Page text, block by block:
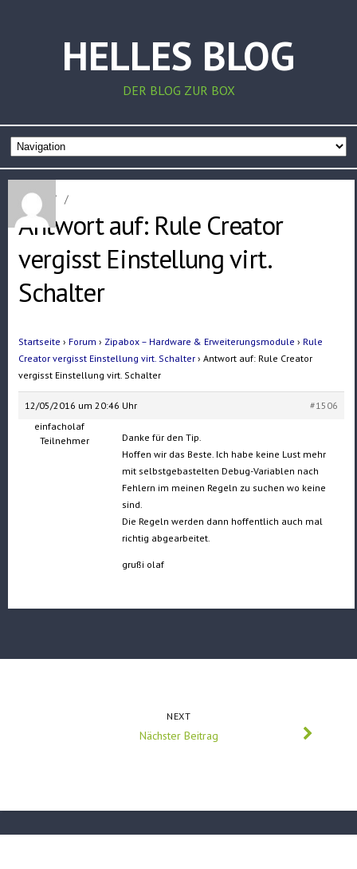
HELLES BLOG
DER BLOG ZUR BOX
Home / /
Antwort auf: Rule Creator
vergisst Einstellung virt.
Schalter
Startseite › Forum › Zipabox – Hardware & Erweiterungsmodule › Rule
Creator vergisst Einstellung virt. Schalter › Antwort auf: Rule Creator
vergisst Einstellung virt. Schalter
12/05/2016 um 20:46 Uhr
#1506
einfacholaf
Teilnehmer
Danke für den Tip.
Hoffen wir das Beste. Ich habe keine Lust mehr
mit selbstgebastelten Debug-Variablen nach
Fehlern im meinen Regeln zu suchen wo keine
sind.
Die Regeln werden dann hoffentlich auch mal
richtig abgearbeitet.
grußi olaf
NEXT
Nächster Beitrag